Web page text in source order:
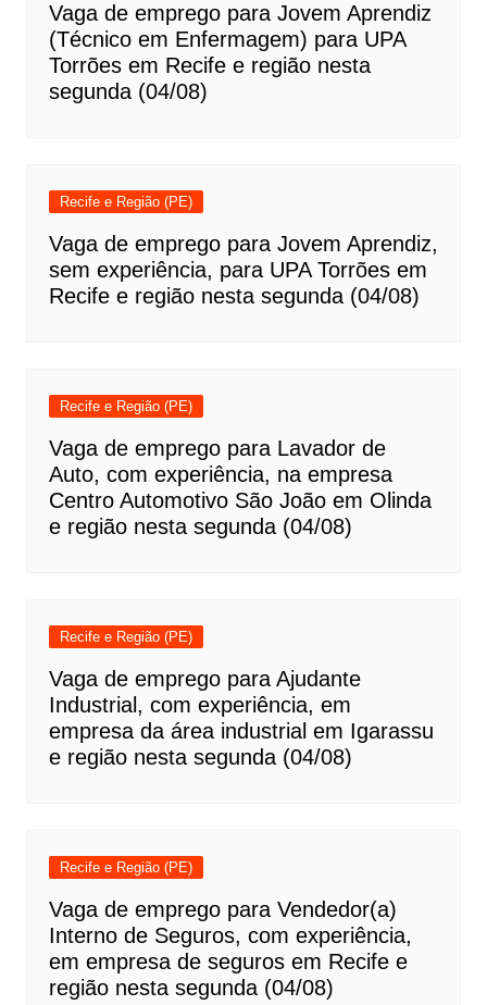
Vaga de emprego para Jovem Aprendiz
(Técnico em Enfermagem) para UPA
Torrões em Recife e região nesta
segunda (04/08)
Recife e Região (PE)
Vaga de emprego para Jovem Aprendiz,
sem experiência, para UPA Torrões em
Recife e região nesta segunda (04/08)
Recife e Região (PE)
Vaga de emprego para Lavador de
Auto, com experiência, na empresa
Centro Automotivo São João em Olinda
e região nesta segunda (04/08)
Recife e Região (PE)
Vaga de emprego para Ajudante
Industrial, com experiência, em
empresa da área industrial em Igarassu
e região nesta segunda (04/08)
Recife e Região (PE)
Vaga de emprego para Vendedor(a)
Interno de Seguros, com experiência,
em empresa de seguros em Recife e
região nesta segunda (04/08)